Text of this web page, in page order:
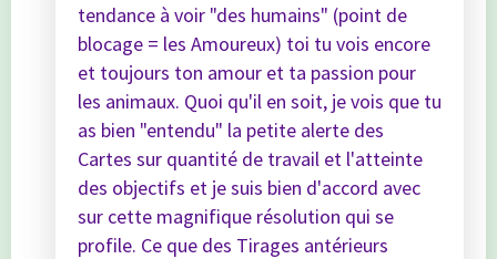
tendance à voir "des humains" (point de
blocage = les Amoureux) toi tu vois encore
et toujours ton amour et ta passion pour
les animaux. Quoi qu'il en soit, je vois que tu
as bien "entendu" la petite alerte des
Cartes sur quantité de travail et l'atteinte
des objectifs et je suis bien d'accord avec
sur cette magnifique résolution qui se
profile. Ce que des Tirages antérieurs